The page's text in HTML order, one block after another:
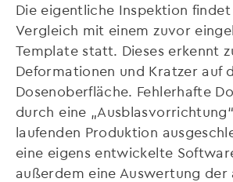
Die eigentliche Inspektion
Vergleich mit einem zuvor
Template statt. Dieses erkennt
Deformationen und Kratzer auf
Dosenoberfläche. Fehlerhafte
durch eine
laufenden Produktion
eine eigens entwickelte
außerdem eine Auswertung der